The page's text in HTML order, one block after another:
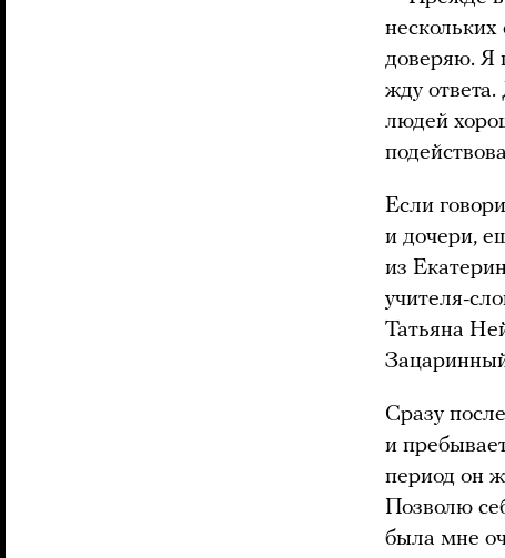
нескольких
доверяю. Я
жду
людей
Если
и дочери,
из
учителя-
Татьяна
Сразу
и
период он
Позволю
была мне